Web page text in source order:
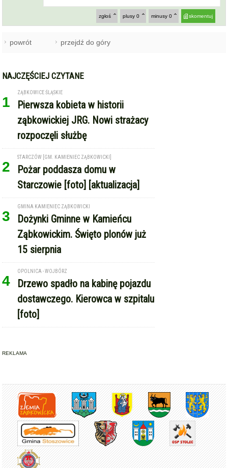
skomentuj
minusy 0
plusy 0
zgłoś
powrót przejdź do góry
NAJCZĘŚCIEJ CZYTANE
1
ZĄBKOWICE ŚLĄSKIE
Pierwsza kobieta w historii
ząbkowickiej JRG. Nowi strażacy
rozpoczęli służbę
2
STARCZÓW [GM. KAMIENIEC ZĄBKOWICKI]
Pożar poddasza domu w
Starczowie [foto] [aktualizacja]
3
GMINA KAMIENIEC ZĄBKOWICKI
Dożynki Gminne w Kamieńcu
Ząbkowickim. Święto plonów już
15 sierpnia
4
OPOLNICA - WOJBÓRZ
Drzewo spadło na kabinę pojazdu
dostawczego. Kierowca w szpitalu
[foto]
REKLAMA